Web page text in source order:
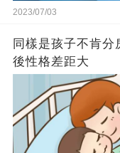
2023/07/03
同樣是孩子不肯
後性格差距大